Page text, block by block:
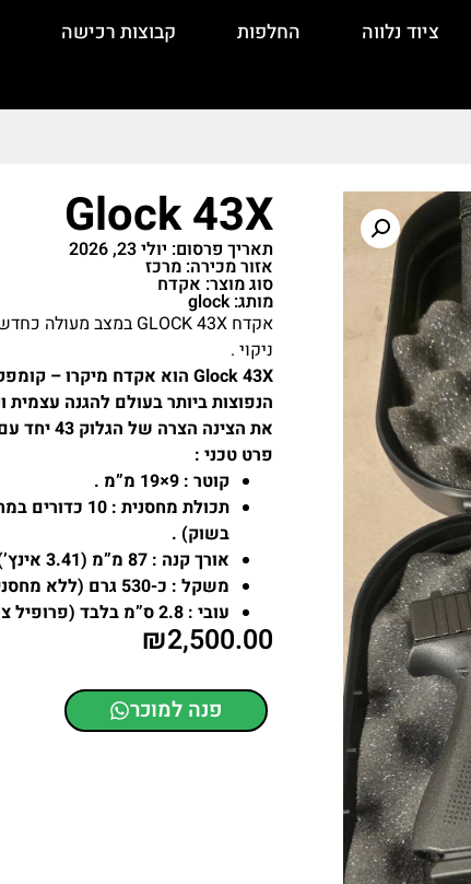
ציוד נלווה החלפות קבוצות רכישה
Glock 43X
תאריך פרסום: יולי 23, 2026
אזור מכירה: מרכז
סוג מוצר: אקדח
מותג: glock
ניקוי .
את הצינה הצרה של הגלוק 43 יחד עם ידית אחיזה מוארכת המאפשרת אחיזת זרת מלאה ונוחה .
פרט טכני :
קוטר : 9×19 מ”מ .
תכולת מחסנית :
בשוק) .
אורך קנה : 87 מ”מ (3.41 אינץ’) .
משקל : כ-530 גרם (ללא מחסנית) .
עובי : 2.8 ס”מ בלבד (פרופיל צר משמעותית מגלוק 26) .
₪2,500.00
פנה למוכר